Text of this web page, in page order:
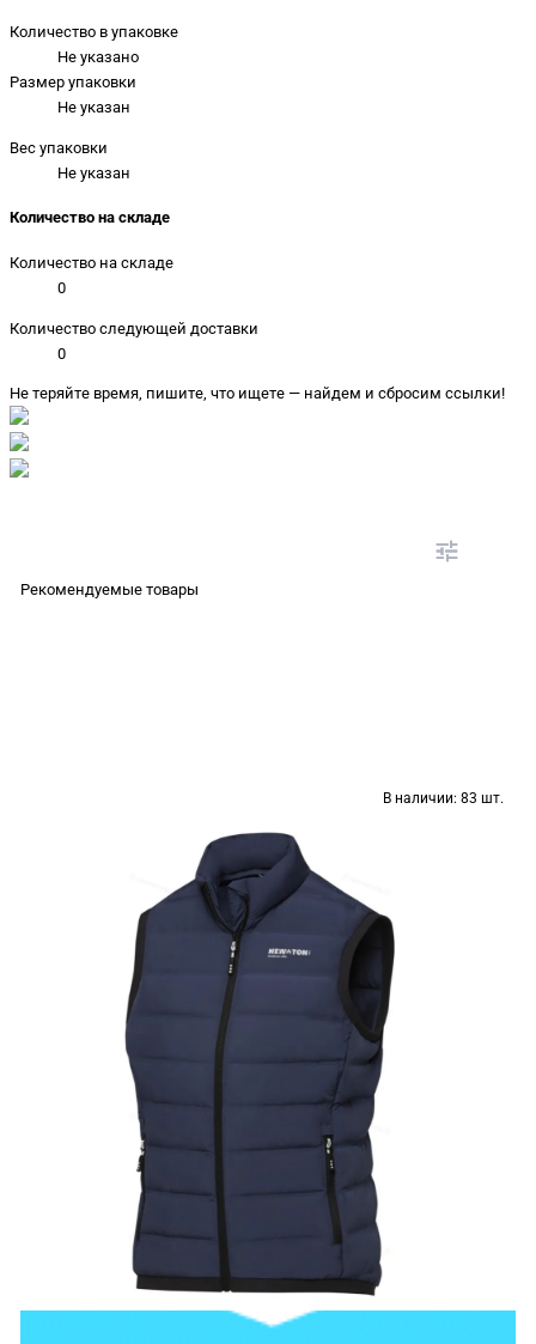
Количество в упаковке
Не указано
Размер упаковки
Не указан
Вес упаковки
Не указан
Количество на складе
Количество на складе
0
Количество следующей доставки
0
Не теряйте время, пишите, что ищете — найдем и сбросим ссылки!
Рекомендуемые товары
В наличии: 83 шт.